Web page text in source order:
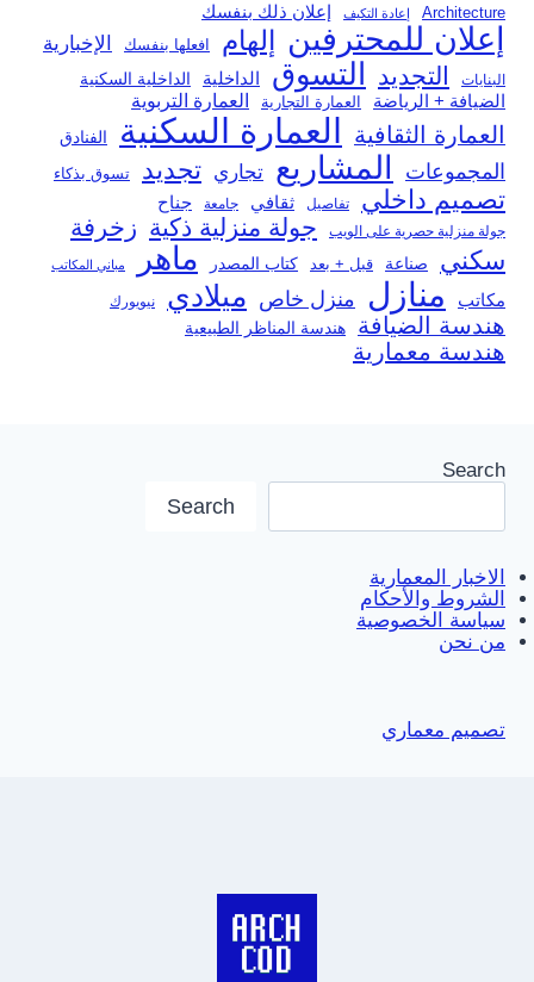
Architecture إعادة التكيف إعلان ذلك بنفسك
إعلان للمحترفين إلهام افعلها بنفسك الإخبارية
البنايات التجديد التسوق الداخلية الداخلية السكنية
الضيافة + الرياضة العمارة التجارية العمارة التربوية
العمارة الثقافية العمارة السكنية الفنادق
المجموعات المشاريع تجاري تجديد تسوق بذكاء
تصميم داخلي تفاصيل ثقافي جامعة جناح
جولة منزلية حصرية على الويب جولة منزلية ذكية زخرفة
سكني صناعة قبل + بعد كتاب المصدر ماهر مباني المكاتب
مكاتب منازل منزل خاص ميلادي نيويورك
هندسة الضيافة هندسة المناظر الطبيعية
هندسة معمارية
Search
Search
الاخبار المعمارية
الشروط والأحكام
سياسة الخصوصية
من نحن
تصميم معماري